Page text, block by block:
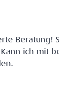
Beratung!
ich mit